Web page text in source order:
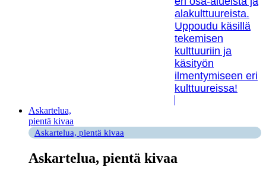
alakulttuureista.
Uppoudu käsillä
tekemisen
kulttuuriin ja
käsityön
ilmentymiseen eri
kulttuureissa!
Askartelua,
pientä kivaa
Askartelua, pientä kivaa
Askartelua, pientä kivaa